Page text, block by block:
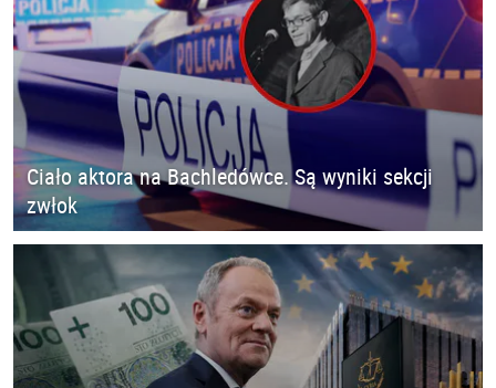
Ciało aktora na Bachledówce. Są wyniki sekcji
zwłok